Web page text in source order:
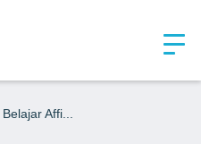
Affi...